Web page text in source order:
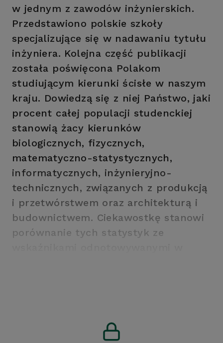
w jednym z zawodów inżynierskich.
Przedstawiono polskie szkoły
specjalizujące się w nadawaniu tytułu
inżyniera. Kolejna część publikacji
została poświęcona Polakom
studiującym kierunki ścisłe w naszym
kraju. Dowiedzą się z niej Państwo, jaki
procent całej populacji studenckiej
stanowią żacy kierunków
biologicznych, fizycznych,
matematyczno-statystycznych,
informatycznych, inżynieryjno-
technicznych, związanych z produkcją
i przetwórstwem oraz architekturą i
budownictwem. Ciekawostkę stanowi
porównanie tych statystyk ze